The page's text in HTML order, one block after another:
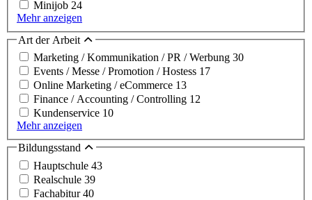
Minijob 24
Mehr anzeigen
Art der Arbeit
Marketing / Kommunikation / PR / Werbung 30
Events / Messe / Promotion / Hostess 17
Online Marketing / eCommerce 13
Finance / Accounting / Controlling 12
Kundenservice 10
Mehr anzeigen
Bildungsstand
Hauptschule 43
Realschule 39
Fachabitur40